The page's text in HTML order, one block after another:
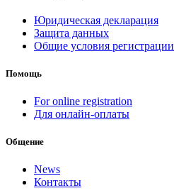
Юридическая декларация
Защита данных
Общие условия регистрации
Помощь
For online registration
Для онлайн-оплаты
Общение
News
Контакты